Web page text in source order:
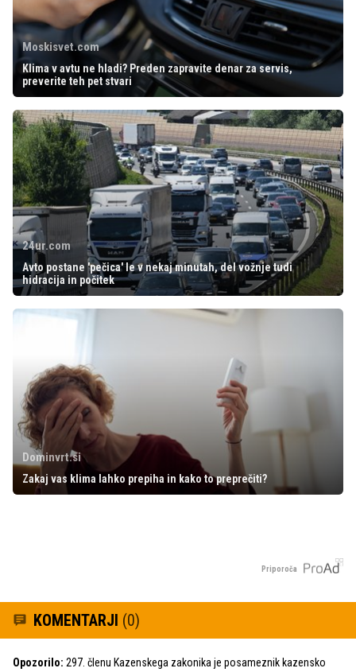
Moskisvet.com
Klima v avtu ne hladi? Preden zapravite denar za servis,
preverite teh pet stvari
24ur.com
Avto postane 'pečica' le v nekaj minutah, del vožnje tudi
hidracija in počitek
Dominvrt.si
Zakaj vas klima lahko prepiha in kako to preprečiti?
Priporoča
KOMENTARJI (0)
Opozorilo: 297. členu Kazenskega zakonika je posameznik kazensko